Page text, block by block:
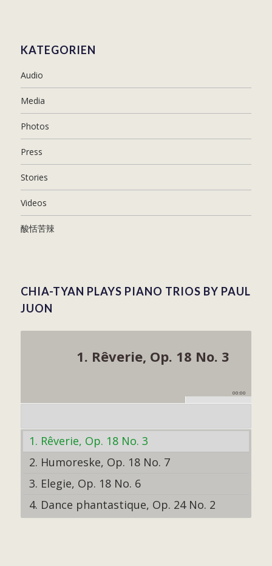
KATEGORIEN
Audio
Media
Photos
Press
Stories
Videos
酸恬苦辣
CHIA-TYAN PLAYS PIANO TRIOS BY PAUL
JUON
1. Rêverie, Op. 18 No. 3
00:00
1. Rêverie, Op. 18 No. 3
2. Humoreske, Op. 18 No. 7
3. Elegie, Op. 18 No. 6
4. Dance phantastique, Op. 24 No. 2